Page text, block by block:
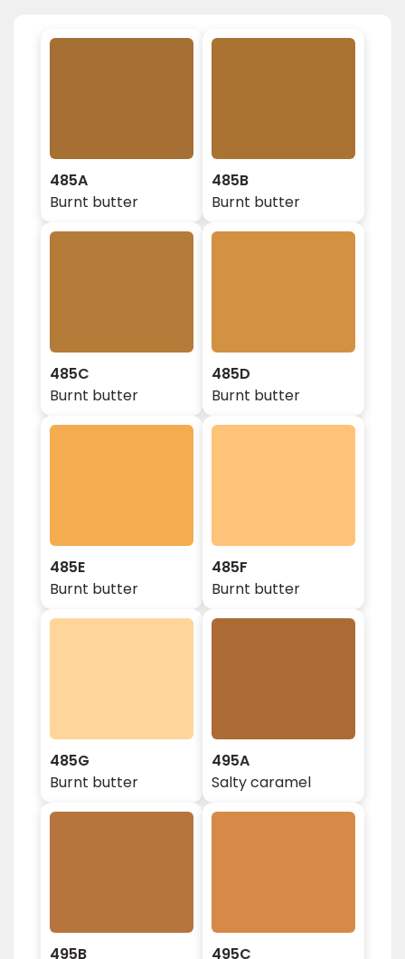
485A
Burnt butter
485B
Burnt butter
485C
Burnt butter
485D
Burnt butter
485E
Burnt butter
485F
Burnt butter
485G
Burnt butter
495A
Salty caramel
495B 495C